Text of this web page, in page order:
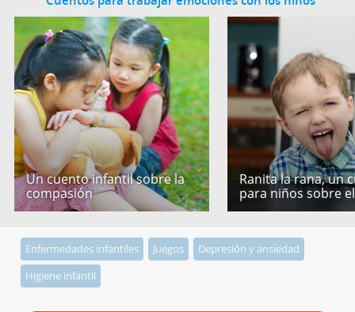
Un cuento infantil sobre la
compasión
Ranita la rana, un
para niños sobre
Enfermedades infantiles Juegos
Depresión y ansiedad
Higiene infantil